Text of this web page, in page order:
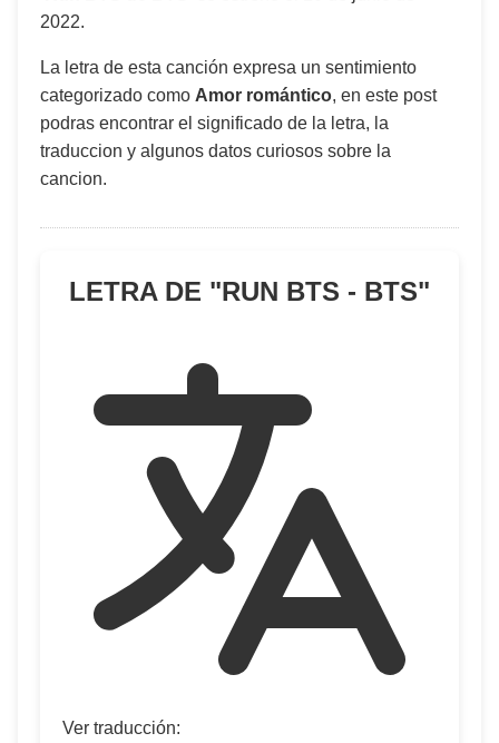
2022.
La letra de esta canción expresa un sentimiento
categorizado como Amor romántico, en este post
podras encontrar el significado de la letra, la
traduccion y algunos datos curiosos sobre la
cancion.
LETRA DE "RUN BTS - BTS"
Ver traducción: